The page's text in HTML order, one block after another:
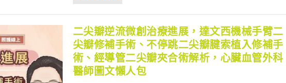
二尖瓣逆流微創治療進展，達文西機械手臂二
尖瓣修補手術、不停跳二尖瓣腱索植入修補手
術、經導管二尖瓣夾合術解析，心臟血管外科
醫師圖文懶人包